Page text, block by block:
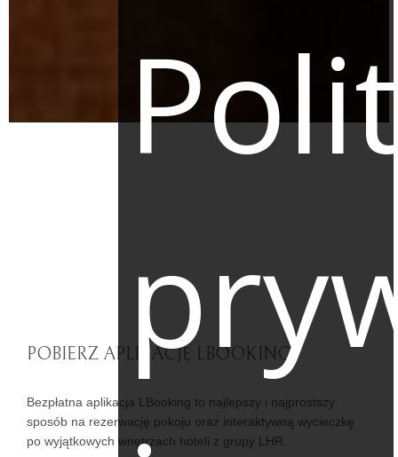
POBIERZ APLIKACJĘ LBOOKING
Bezpłatna aplikacja LBooking to najlepszy i najprostszy
sposób na rezerwację pokoju oraz interaktywną wycieczkę
po wyjątkowych wnętrzach hoteli z grupy LHR.